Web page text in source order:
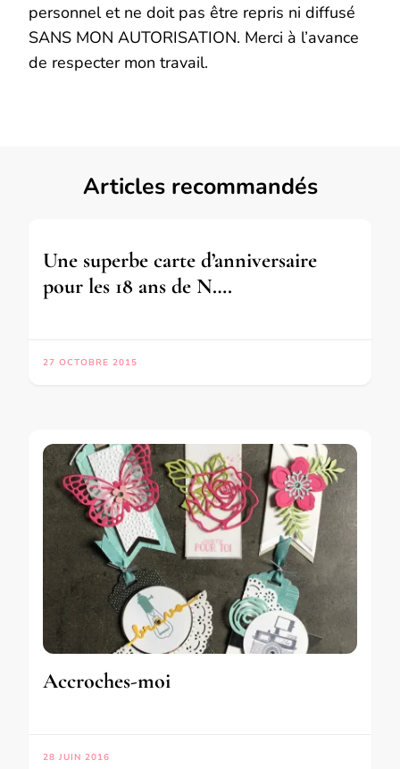
personnel et ne doit pas être repris ni diffusé
SANS MON AUTORISATION. Merci à l’avance
de respecter mon travail.
Articles recommandés
Une superbe carte d’anniversaire
pour les 18 ans de N….
27 OCTOBRE 2015
Accroches-moi
28 JUIN 2016